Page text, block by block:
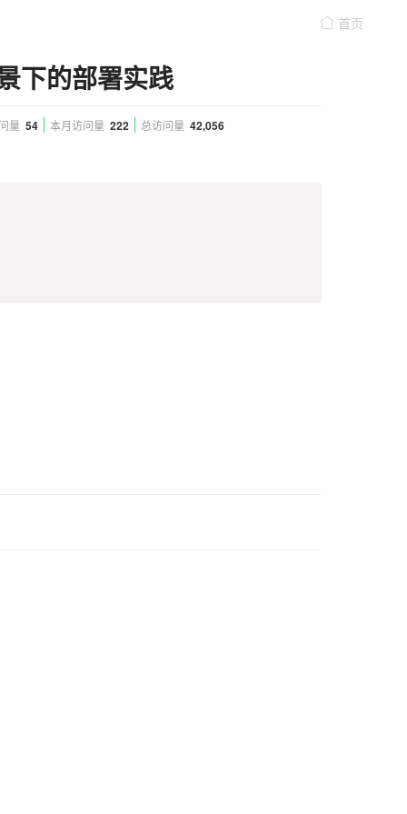
首页
下的部署实践
量 54 本月访问量 222 总访问量 42,056